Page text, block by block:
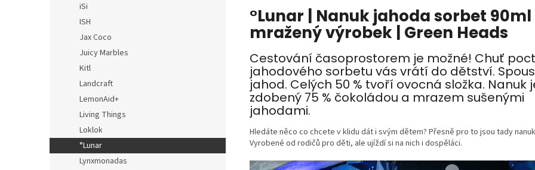
iSi
ISH
Jax Coco
Juicy Marbles
Kitl
Landcraft
LemonAid+
Living Things
Loklok
°Lunar
Lynxmonadas
°Lunar | Nanuk jahoda sorbet 90ml
mražený výrobek | Green Heads
Cestování časoprostorem je možné! Chuť
jahodového sorbetu vás vrátí do dětství.
jahod. Celých 50 % tvoří ovocná složka. Nanuk
zdobený 75 % čokoládou a mrazem sušenými
jahodami.
Hledáte něco co chcete v klidu dát i svým dětem? Přesně pro to jsou tady
Vyrobené od rodičů pro děti, ale ujíždí si na nich i dospěláci.